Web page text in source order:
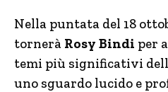
Nella puntata del 18
tornerà Rosy Bindi per
temi più significativi
uno sguardo lucido e